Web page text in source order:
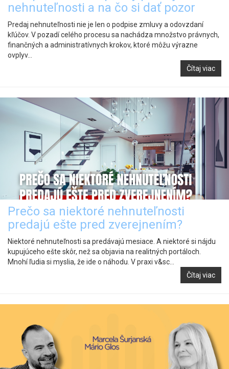
nehnuteľnosti a na čo si dať pozor
Predaj nehnuteľnosti nie je len o podpise zmluvy a odovzdaní
kľúčov. V pozadí celého procesu sa nachádza množstvo právnych,
finančných a administratívnych krokov, ktoré môžu výrazne
ovplyv...
Čítaj viac
Prečo sa niektoré nehnuteľnosti
predajú ešte pred zverejnením?
Niektoré nehnuteľnosti sa predávajú mesiace. A niektoré si nájdu
kupujúceho ešte skôr, než sa objavia na realitných portáloch.
Mnohí ľudia si myslia, že ide o náhodu. V praxi v&sc...
Čítaj viac